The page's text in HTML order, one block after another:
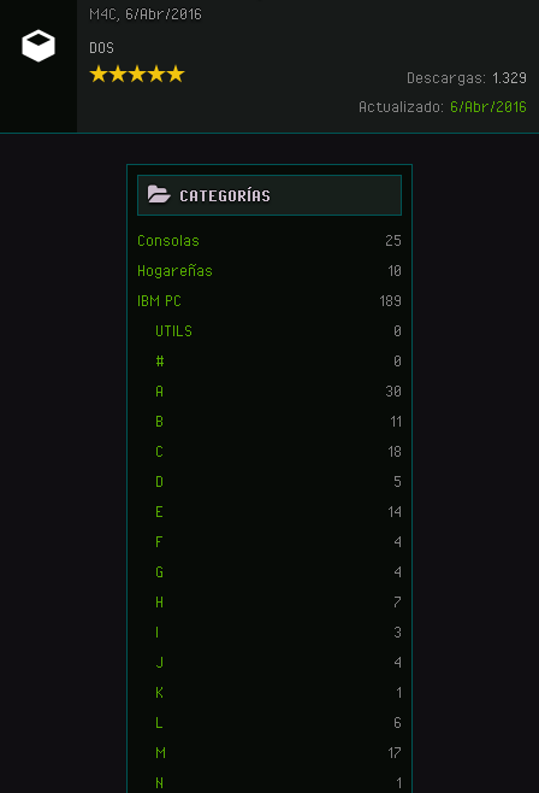
CATEGORÍAS
Consolas
25
Hogareñas
10
IBM PC
189
UTILS
0
#
0
A
30
B
11
C
18
D
5
E
14
F
4
G
4
H
7
I
3
J
4
K
1
L
6
M
17
N
1
M4C 6/Abr/2016
DOS
Descargas: 1.329
Actualizado: 6/Abr/2016